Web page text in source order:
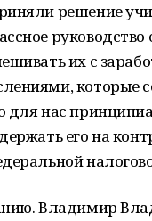
решение
руководство
их с
которые
для нас
его на
Владимир